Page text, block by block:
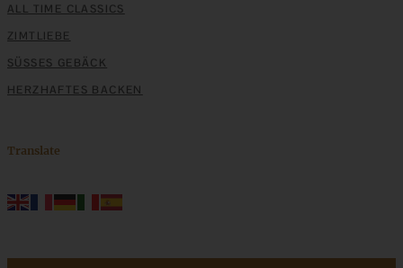
ALL TIME CLASSICS
ZIMTLIEBE
SÜSSES GEBÄCK
HERZHAFTES BACKEN
Translate